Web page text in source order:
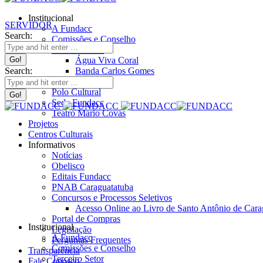
Institucional
A Fundacc
Comissões e Conselho
Terceiro Setor
Água Viva Coral
Banda Carlos Gomes
Espaços
Polo Cultural
Sede Fundacc
Teatro Mario Covas
Projetos
Centros Culturais
Informativos
Notícias
Obelisco
Editais Fundacc
PNAB Caraguatatuba
Concursos e Processos Seletivos
Acesso Online ao Livro de Santo Antônio de
Portal de Compras
Legislação
Perguntas Frequentes
Transparência
Fale Conosco
SERVIDOR
Search:
Search:
Institucional
A Fundacc
Comissões e Conselho
Terceiro Setor